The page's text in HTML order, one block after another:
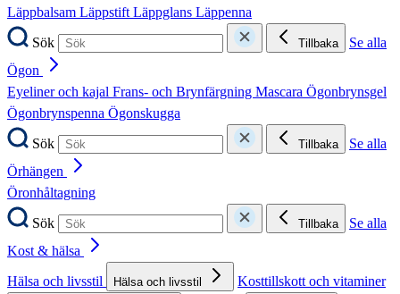
Läppbalsam LäppstiftLäppglans Läppenna
Sök
Tillbaka
Se alla
Ögon
Eyeliner och kajal Frans- och Brynfärgning Mascara Ögonbrynsgel
Ögonbrynspenna Ögonskugga
Sök
Tillbaka
Se alla
Örhängen
Öronhåltagning
Sök
Tillbaka
Se alla
Kost & hälsa
Hälsa och livsstil
Hälsa och livsstil Kosttillskott och vitaminer